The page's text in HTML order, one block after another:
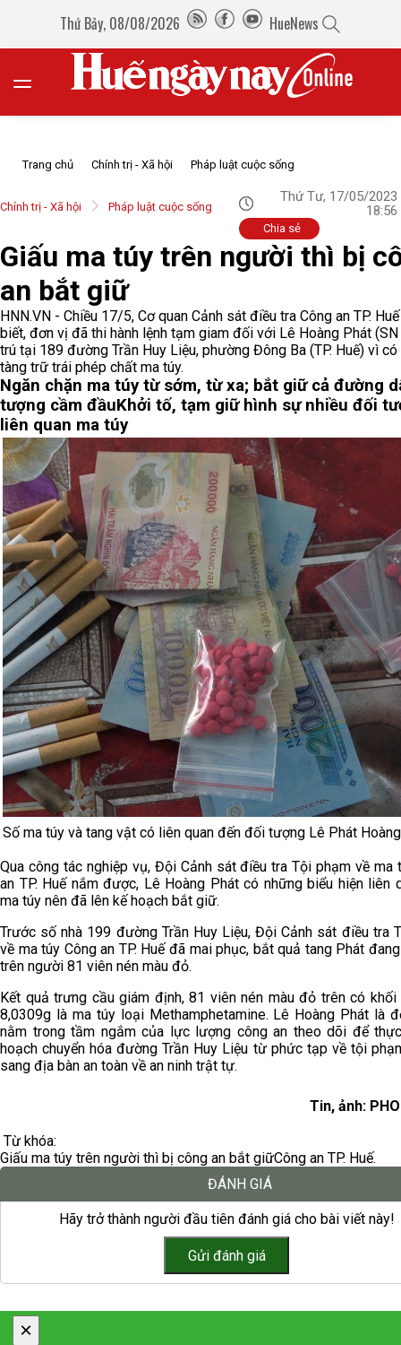
Thứ Bảy, 08/08/2026 HueNews
Trang chủ Chính trị - Xã hội Pháp luật cuộc sống
Chính trị - Xã hội Pháp luật cuộc sống
Thứ Tư, 17/05/2023
18:56
Chia sẻ
Giấu ma túy trên người thì bị
an bắt giữ
HNN.VN - Chiều 17/5, Cơ quan Cảnh sát điều tra Công an TP.
biết, đơn vị đã thi hành lệnh tạm giam đối với Lê Hoàng Phát
trú tại 189 đường Trần Huy Liệu, phường Đông Ba (TP. Huế) vì có
tàng trữ trái phép chất ma túy.
Ngăn chặn ma túy từ sớm, từ xa; bắt giữ cả đường
tượng cầm đầuKhởi tố, tạm giữ hình sự nhiều đối
liên quan ma túy
Số ma túy và tang vật có liên quan đến đối tượng Lê Phát
Qua công tác nghiệp vụ, Đội Cảnh sát điều tra Tội phạm về ma
an TP. Huế nắm được, Lê Hoàng Phát có những biểu hiện liên
ma túy nên đã lên kế hoạch bắt giữ.
Trước số nhà 199 đường Trần Huy Liệu, Đội Cảnh sát điều tra
về ma túy Công an TP. Huế đã mai phục, bắt quả tang Phát
trên người 81 viên nén màu đỏ.
Kết quả trưng cầu giám định, 81 viên nén màu đỏ trên có
8,0309g là ma túy loại Methamphetamine. Lê Hoàng Phát là
nằm trong tầm ngắm của lực lượng công an theo dõi để
hoạch chuyển hóa đường Trần Huy Liệu từ phức tạp về tội
sang địa bàn an toàn về an ninh trật tự.
Tin, ảnh:
Từ khóa:
Giấu ma túy trên người thì bị công an bắt giữCông an TP. Huế.
ĐÁNH GIÁ
Hãy trở thành người đầu tiên đánh giá cho bài viết này!
×